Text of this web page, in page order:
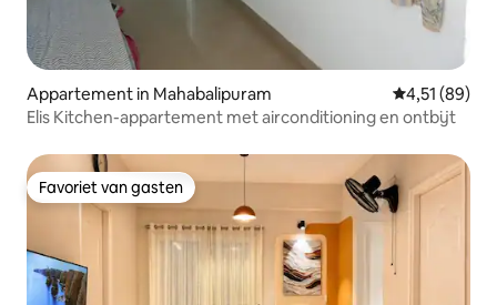
Appartement in Mahabalipuram Gemiddelde
4,51 (89)
Elis Kitchen-appartement met airconditioning en ontbijt
Favoriet van gasten
Favoriet van gasten